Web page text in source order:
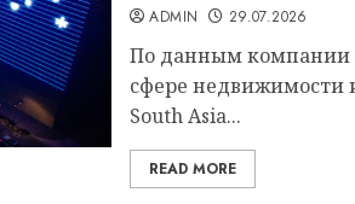
ADMIN 29.07.2026
По данным компании
сфере недвижимости
South Asia...
READ MORE